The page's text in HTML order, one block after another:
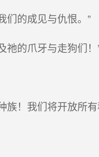
的成见与仇恨。”
的爪牙与走狗们！
！我们将开放所